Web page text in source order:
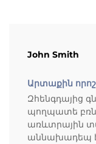
John Smith
Արտաքին
Զհենգդայից
պողպատե
առևտրային
աննախադեպ է,